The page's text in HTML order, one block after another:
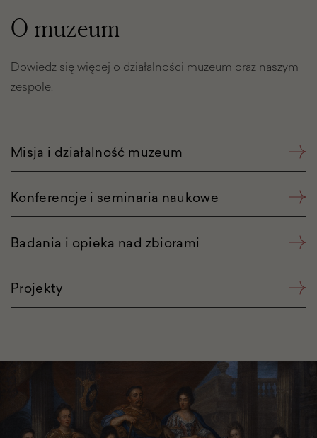
O muzeum
Dowiedz się więcej o działalności muzeum oraz naszym
zespole.
Misja i działalność muzeum
Konferencje i seminaria naukowe
Badania i opieka nad zbiorami
Projekty